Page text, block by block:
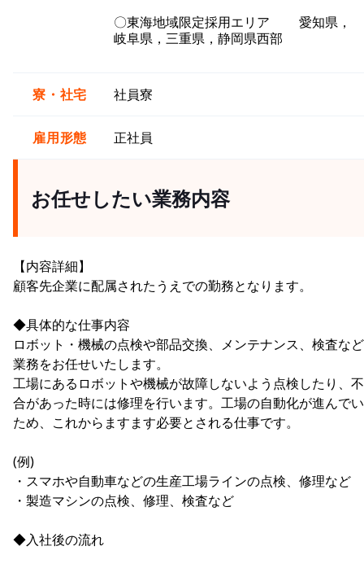
〇東海地域限定採用エリア 愛知県，
岐阜県，三重県，静岡県西部
寮・社宅 社員寮
雇用形態 正社員
お任せしたい業務内容
【内容詳細】
顧客先企業に配属されたうえでの勤務となります。
◆具体的な仕事内容
ロボット・機械の点検や部品交換、メンテナンス、検査な
業務をお任せいたします。
工場にあるロボットや機械が故障しないよう点検したり、
合があった時には修理を行います。工場の自動化が進んで
ため、これからますます必要とされる仕事です。
(例)
・スマホや自動車などの生産工場ラインの点検、修理など
・製造マシンの点検、修理、検査など
◆入社後の流れ